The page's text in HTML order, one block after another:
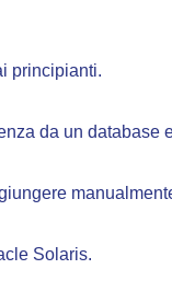
principianti.
da un database
Solaris.